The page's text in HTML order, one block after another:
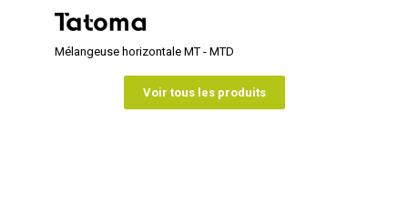
Mélangeuse horizontale MT - MTD
Voir tous les produits